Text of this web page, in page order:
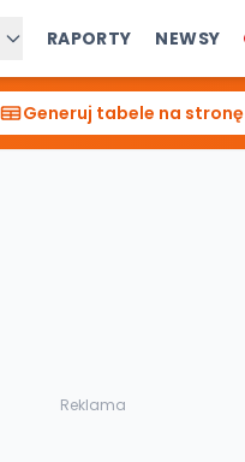
RAPORTY NEWSY
Generuj tabele na stronę
Reklama